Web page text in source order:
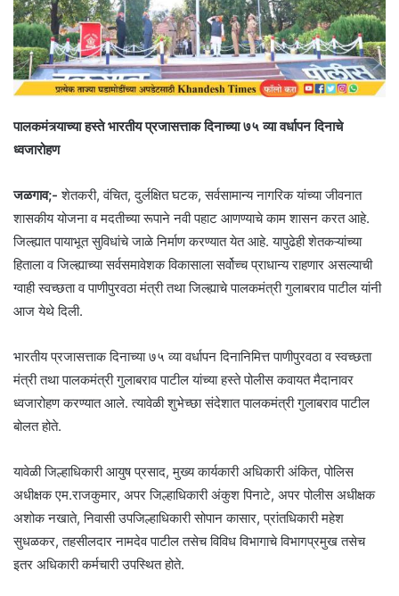
पालकमंत्र्याच्या हस्ते भारतीय प्रजासत्ताक द‍िनाच्या ७५ व्या वर्धापन दिनाचे
ध्वजारोहण
जळगाव;- शेतकरी, वंच‍ित, दुर्लक्ष‍ित घटक, सर्वसामान्य नागर‍िक यांच्या जीवनात
शासकीय योजना व मदतीच्या रूपाने नवी पहाट आणण्याचे काम शासन करत आहे.
‍ज‍िल्ह्यात पायाभूत सुव‍िधांचे जाळे न‍िर्माण करण्यात येत आहे. यापुढेही शेतकऱ्यांच्या
ह‍िताला व जिल्ह्याच्या सर्वसमावेशक विकासाला सर्वोच्च प्राधान्य राहणार असल्याची
ग्वाही स्वच्छता व पाणीपुरवठा मंत्री तथा जिल्ह्याचे पालकमंत्री गुलाबराव पाटील यांनी
आज येथे द‍िली.
भारतीय प्रजासत्ताक द‍िनाच्या ७५ व्या वर्धापन दिनानिमित्त पाणीपुरवठा व स्वच्छता
मंत्री तथा पालकमंत्री गुलाबराव पाटील यांच्या हस्ते पोलीस कवायत मैदानावर
ध्वजारोहण करण्यात आले. त्यावेळी शुभेच्छा संदेशात पालकमंत्री गुलाबराव पाटील
बोलत होते.
यावेळी जिल्हाधिकारी आयुष प्रसाद, मुख्य कार्यकारी अधिकारी अंकित, पोलिस
अधीक्षक एम.राजकुमार, अपर जिल्हाधिकारी अंकुश प‍िनाटे, अपर पोलीस अधीक्षक
अशोक नखाते, निवासी उपजिल्हाधिकारी सोपान कासार, प्रांतध‍िकारी महेश
सुधळकर, तहसीलदार नामदेव पाटील तसेच विविध विभागाचे विभागप्रमुख तसेच
इतर अधिकारी कर्मचारी उपस्थित होते.